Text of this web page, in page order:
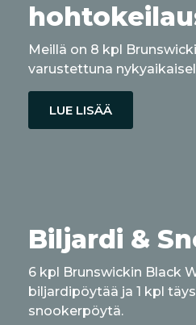
Meillä on 8 kpl
varustettuna
LUE LISÄÄ
Biljardi &
6 kpl Brunswickin Black
biljardipöytää ja 1 kpl
snookerpöytä.